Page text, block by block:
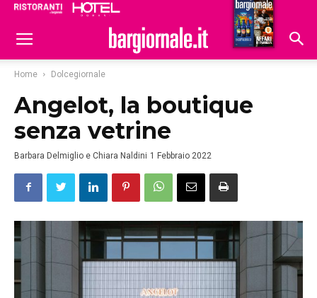
Hoteldomani
Home Dolcegiornale
Angelot, la boutique
senza vetrine
Barbara Delmiglio e Chiara Naldini 1 Febbraio 2022